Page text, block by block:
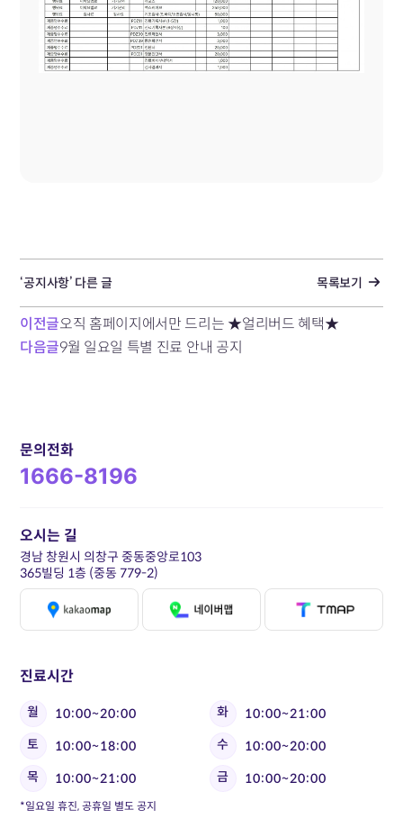
‘공지사항’ 다른 글 목록보기
이전글오직 홈페이지에서만 드리는 ★얼리버드 혜택★
다음글9월 일요일 특별 진료 안내 공지
문의전화
1666-8196
진료시간
월 10:00~20:00 화
10:00~21:00
토
10:00~18:00 수
10:00~20:00
목
10:00~21:00 금 10:00~20:00
*일요일 휴진, 공휴일 별도 공지
오시는 길
경남 창원시 의창구 중동중앙로103
365빌딩 1층 (중동 779-2)